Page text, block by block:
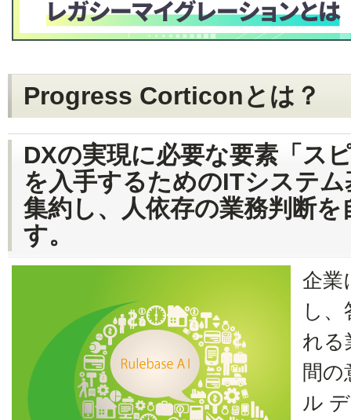
Progress Corticonとは？
DXの実現に必要な要素「ス
を入手するためのITシステ
集約し、人依存の業務判断
す。
企業
し
れる
間の
ル